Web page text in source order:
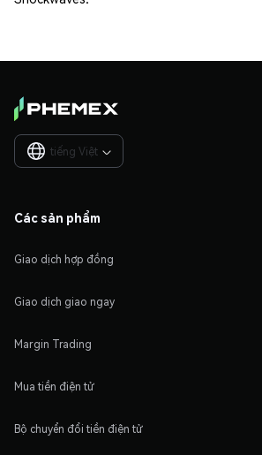
tiếng Việt 
Các sản phẩm
Giao dịch hợp đồng
Giao dịch giao ngay
Margin Trading
Mua tiền điện tử
Bộ chuyển đổi tiền điện tử